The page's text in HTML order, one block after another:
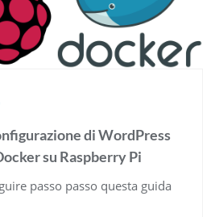
di WordPress
su Raspberry Pi
passo passo questa guida